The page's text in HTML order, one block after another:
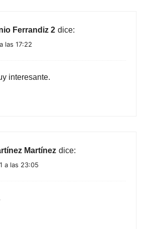
Ferrandiz 2 dice:
las 17:22
interesante.
Martínez dice:
a las 23:05